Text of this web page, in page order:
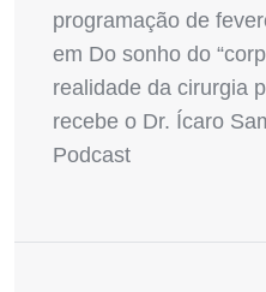
programação de
em Do sonho do
realidade da cirurgia
recebe o Dr. Ícaro
Podcast